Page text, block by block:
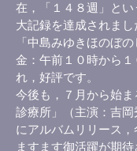
在，「１４８週」と
大記録を達成されまし
「中島みゆきほのぼ
金：午前１０時から
れ，好評です。
今後も，７月から始
診療所」（主演：吉
にアルバムリリース
ますます御活躍が期